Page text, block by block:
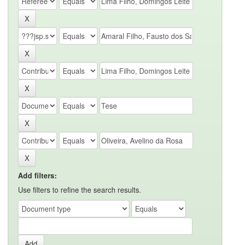
Add filters:
Use filters to refine the search results.